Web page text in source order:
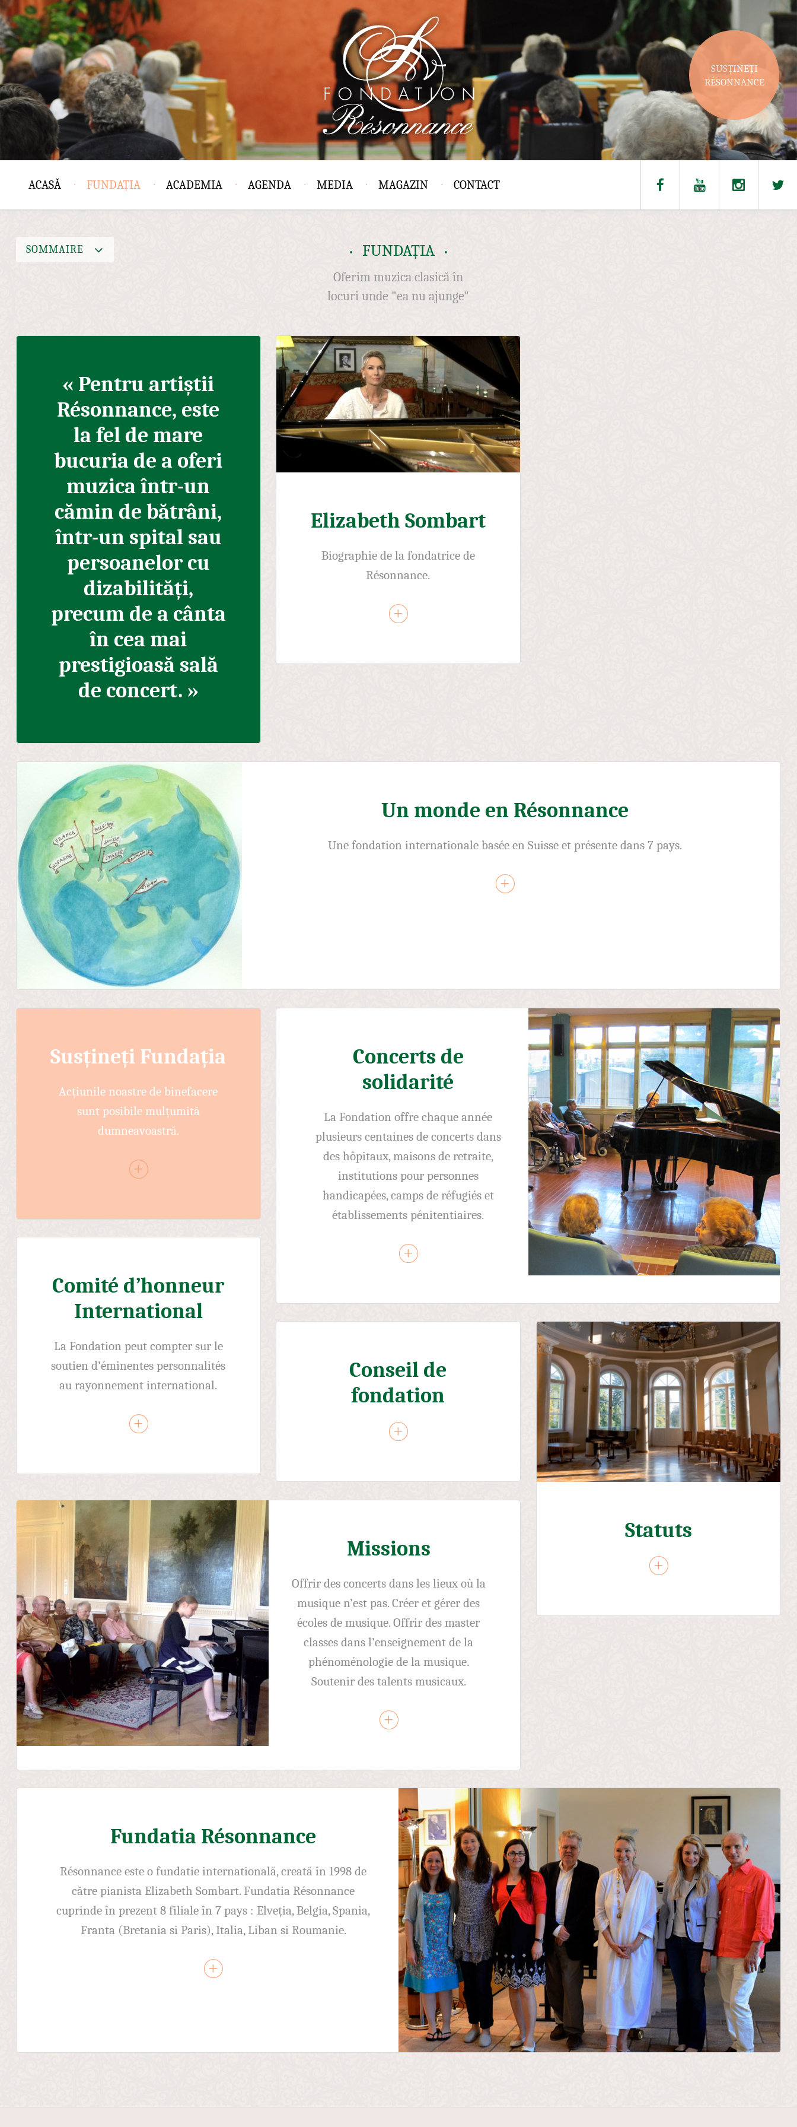
SUSȚINEȚI
RÉSONNANCE
ACASĂ FUNDAȚIA ACADEMIA AGENDA MEDIA MAGAZIN CONTACT
FUNDAȚIA
Oferim muzica clasică în
locuri unde "ea nu ajunge"
« Pentru artiștii
Résonnance, este
la fel de mare
bucuria de a oferi
muzica într-un
cămin de bătrâni,
într-un spital sau
persoanelor cu
dizabilități,
precum de a cânta
în cea mai
prestigioasă sală
de concert. »
Elizabeth Sombart
Biographie de la fondatrice de
Résonnance.
Un monde en Résonnance
Une fondation internationale basée en Suisse et présente dans 7 pays.
Susțineți Fundația
Acțiunile noastre de binefacere
sunt posibile mulțumită
dumneavoastră.
Concerts de
solidarité
La Fondation offre chaque année
plusieurs centaines de concerts dans
des hôpitaux, maisons de retraite,
institutions pour personnes
handicapées, camps de réfugiés et
établissements pénitentiaires.
Comité d’honneur
International
La Fondation peut compter sur le
soutien d’éminentes personnalités
au rayonnement international.
Conseil de
fondation
Statuts
Missions
Offrir des concerts dans les lieux où la
musique n’est pas. Créer et gérer des
écoles de musique. Offrir des master
classes dans l’enseignement de la
phénoménologie de la musique.
Soutenir des talents musicaux.
Fundatia Résonnance
Résonnance este o fundatie internatională, creată în 1998 de
către pianista Elizabeth Sombart. Fundatia Résonnance
cuprinde în prezent 8 filiale în 7 pays : Elveția, Belgia, Spania,
Franta (Bretania si Paris), Italia, Liban si Roumanie.
SOMMAIRE